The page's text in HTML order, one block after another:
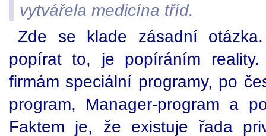
vytvářela medicína tříd.
Zde se klade zásadní
popírat to, je popíráním
firmám speciální programy, po
program, Manager-program a
Faktem je, že existuje řada